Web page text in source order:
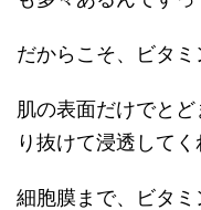
だからこそ、ビタミ
肌の表面だけでと
り抜けて浸透してく
細胞膜まで、ビタミ